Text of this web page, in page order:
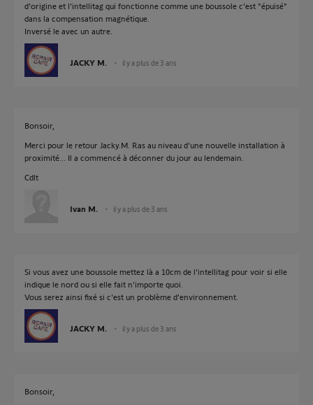
d'origine et l'intellitag qui fonctionne comme une boussole c'est "épuisé"
dans la compensation magnétique.
Inversé le avec un autre.
JACKY M. il y a plus de 3 ans
Bonsoir,
Merci pour le retour Jacky.M. Ras au niveau d'une nouvelle installation à
proximité... Il a commencé à déconner du jour au lendemain.
Cdlt
Ivan M. il y a plus de 3 ans
Si vous avez une boussole mettez là a 10cm de l'intellitag pour voir si elle
indique le nord ou si elle fait n'importe quoi.
Vous serez ainsi fixé si c'est un problème d'environnement.
JACKY M. il y a plus de 3 ans
Bonsoir,